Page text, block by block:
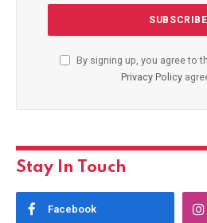
By signing up, you agree to
Privacy Policy
Stay In Touch
Facebook